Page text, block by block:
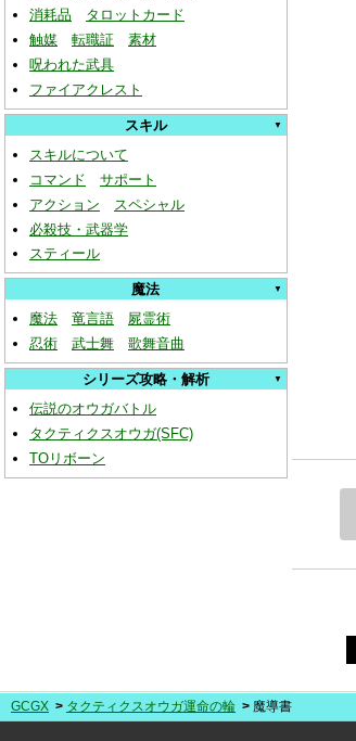
消耗品
タロットカード
触媒
転職証
素材
呪われた武具
ファイアクレスト
スキル
スキルについて
コマンド
サポート
アクション
スペシャル
必殺技・武器学
スティール
魔法
魔法
竜言語
屍霊術
忍術
武士舞 歌舞音曲
シリーズ攻略・解析
伝説のオウガバトル
タクティクスオウガ(SFC)
TOリボーン
GCGX タクティクスオウガ運命の輪 魔導書